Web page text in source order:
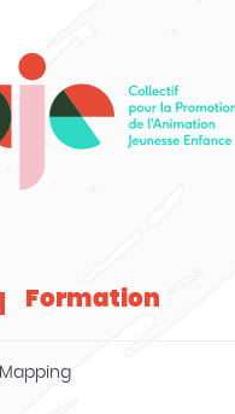
Formation
Mapping